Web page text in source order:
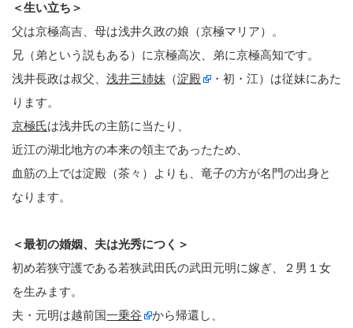
＜生い立ち＞
父は京極高吉、母は浅井久政の娘（京極マリア）。
兄（弟という説もある）に京極高次、弟に京極高知です。
浅井長政は叔父、 浅井三姉妹 （淀殿
・初・江）は従妹にあた
ります。
京極氏は浅井氏の主筋に当たり、
近江の湖北地方の本来の領主であったため、
血筋の上では淀殿（茶々）よりも、竜子の方が名門の出身と
なります。
＜最初の婚姻、夫は光秀につく＞
初め若狭守護である若狭武田氏の武田元明に嫁ぎ、２男１女
を生みます。
夫・元明は越前国一乗谷 から帰還し、